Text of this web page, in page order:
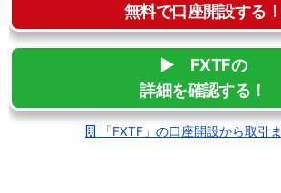
無料で口座開設する！
▶︎ FXTFの
詳細を確認する！
「FXTF」の口座開設から取引